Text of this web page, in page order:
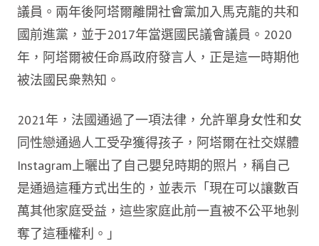
議員。兩年後阿塔爾離開社會黨加入馬克龍的共和
國前進黨，並于2017年當選國民議會議員。2020
年，阿塔爾被任命爲政府發言人，正是這一時期他
被法國民衆熟知。
2021年，法國通過了一項法律，允許單身女性和女
同性戀通過人工受孕獲得孩子，阿塔爾在社交媒體
Instagram上曬出了自己嬰兒時期的照片，稱自己
是通過這種方式出生的，並表示「現在可以讓數百
萬其他家庭受益，這些家庭此前一直被不公平地剝
奪了這種權利。」